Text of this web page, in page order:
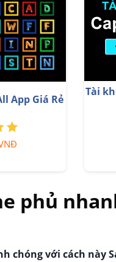
Tài khoản Zoom Pro
Giá Rẻ
phủ
chóng với cách này